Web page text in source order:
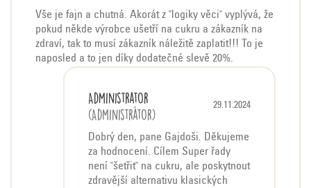
Vše je fajn a chutná. Akorát z "logiky věci" vyplývá, že
pokud někde výrobce ušetří na cukru a zákazník na
zdraví, tak to musí zákazník náležitě zaplatit!!! To je
naposled a to jen díky dodatečné slevě 20%.
Administrator
(Administrátor)
29.11.2024
Dobrý den, pane Gajdoši. Děkujeme
za hodnocení. Cílem Super řady
není "šetřit" na cukru, ale poskytnout
zdravější alternativu klasických